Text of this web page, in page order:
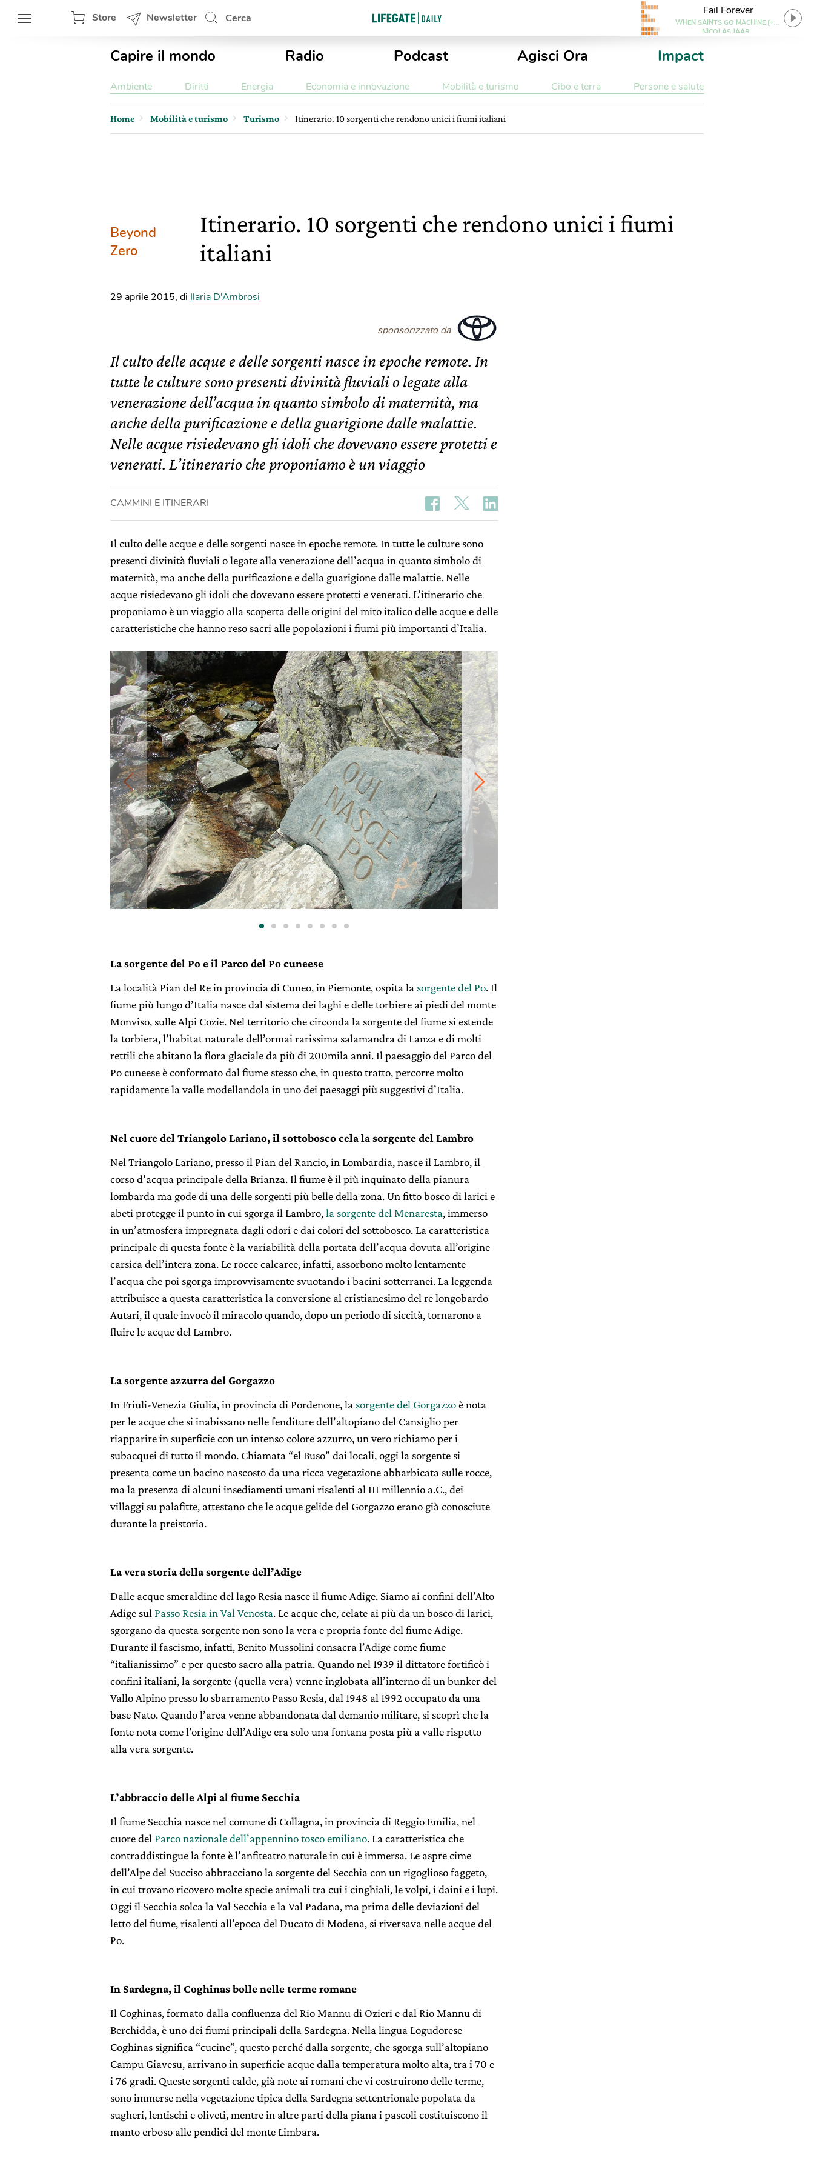
Store Newsletter Cerca
Fail Forever
WHEN SAINTS GO MACHINE [+]
NICOLAS JAAR
Capire il mondo Radio Podcast Agisci Ora Impact
Ambiente Diritti Energia Economia e innovazione Mobilità e turismo Cibo e terra Persone e salute
Home Mobilità e turismo Turismo Itinerario. 10 sorgenti che rendono unici i fiumi italiani
Beyond
Zero
Itinerario. 10 sorgenti che rendono unici i fiumi
italiani
29 aprile 2015, di Ilaria D’Ambrosi
sponsorizzato da
Il culto delle acque e delle sorgenti nasce in epoche remote. In
tutte le culture sono presenti divinità fluviali o legate alla
venerazione dell’acqua in quanto simbolo di maternità, ma
anche della purificazione e della guarigione dalle malattie.
Nelle acque risiedevano gli idoli che dovevano essere protetti e
venerati. L’itinerario che proponiamo è un viaggio
CAMMINI E ITINERARI
Il culto delle acque e delle sorgenti nasce in epoche remote. In tutte le culture sono
presenti divinità fluviali o legate alla venerazione dell’acqua in quanto simbolo di
maternità, ma anche della purificazione e della guarigione dalle malattie. Nelle
acque risiedevano gli idoli che dovevano essere protetti e venerati. L’itinerario che
proponiamo è un viaggio alla scoperta delle origini del mito italico delle acque e delle
caratteristiche che hanno reso sacri alle popolazioni i fiumi più importanti d’Italia.
La sorgente del Po e il Parco del Po cuneese
La località Pian del Re in provincia di Cuneo, in Piemonte, ospita la sorgente del Po. Il
fiume più lungo d’Italia nasce dal sistema dei laghi e delle torbiere ai piedi del monte
Monviso, sulle Alpi Cozie. Nel territorio che circonda la sorgente del fiume si estende
la torbiera, l’habitat naturale dell’ormai rarissima salamandra di Lanza e di molti
rettili che abitano la flora glaciale da più di 200mila anni. Il paesaggio del Parco del
Po cuneese è conformato dal fiume stesso che, in questo tratto, percorre molto
rapidamente la valle modellandola in uno dei paesaggi più suggestivi d’Italia.
Nel cuore del Triangolo Lariano, il sottobosco cela la sorgente del Lambro
Nel Triangolo Lariano, presso il Pian del Rancio, in Lombardia, nasce il Lambro, il
corso d’acqua principale della Brianza. Il fiume è il più inquinato della pianura
lombarda ma gode di una delle sorgenti più belle della zona. Un fitto bosco di larici e
abeti protegge il punto in cui sgorga il Lambro,la sorgente del Menaresta, immerso
in un’atmosfera impregnata dagli odori e dai colori del sottobosco. La caratteristica
principale di questa fonte è la variabilità della portata dell’acqua dovuta all’origine
carsica dell’intera zona. Le rocce calcaree, infatti, assorbono molto lentamente
l’acqua che poi sgorga improvvisamente svuotando i bacini sotterranei. La leggenda
attribuisce a questa caratteristica la conversione al cristianesimo del re longobardo
Autari, il quale invocò il miracolo quando, dopo un periodo di siccità, tornarono a
fluire le acque del Lambro.
La sorgente azzurra del Gorgazzo
In Friuli-Venezia Giulia, in provincia di Pordenone, la sorgente del Gorgazzoè nota
per le acque che si inabissano nelle fenditure dell’altopiano del Cansiglio per
riapparire in superficie con un intenso colore azzurro, un vero richiamo per i
subacquei di tutto il mondo. Chiamata “el Buso” dai locali, oggi la sorgente si
presenta come un bacino nascosto da una ricca vegetazione abbarbicata sulle rocce,
ma la presenza di alcuni insediamenti umani risalenti al III millennio a.C., dei
villaggi su palafitte, attestano che le acque gelide del Gorgazzo erano già conosciute
durante la preistoria.
La vera storia della sorgente dell’Adige
Dalle acque smeraldine del lago Resia nasce il fiume Adige. Siamo ai confini dell’Alto
Adige sul Passo Resia in Val Venosta. Le acque che, celate ai più da un bosco di larici,
sgorgano da questa sorgente non sono la vera e propria fonte del fiume Adige.
Durante il fascismo, infatti, Benito Mussolini consacra l’Adige come fiume
“italianissimo” e per questo sacro alla patria. Quando nel 1939 il dittatore fortificò i
confini italiani, la sorgente (quella vera) venne inglobata all’interno di un bunker del
Vallo Alpino presso lo sbarramento Passo Resia, dal 1948 al 1992 occupato da una
base Nato. Quando l’area venne abbandonata dal demanio militare, si scoprì che la
fonte nota come l’origine dell’Adige era solo una fontana posta più a valle rispetto
alla vera sorgente.
L’abbraccio delle Alpi al fiume Secchia
Il fiume Secchia nasce nel comune di Collagna, in provincia di Reggio Emilia, nel
cuore del Parco nazionale dell’appennino tosco emiliano. La caratteristica che
contraddistingue la fonte è l’anfiteatro naturale in cui è immersa. Le aspre cime
dell’Alpe del Succiso abbracciano la sorgente del Secchia con un rigoglioso faggeto,
in cui trovano ricovero molte specie animali tra cui i cinghiali, le volpi, i daini e i lupi.
Oggi il Secchia solca la Val Secchia e la Val Padana, ma prima delle deviazioni del
letto del fiume, risalenti all’epoca del Ducato di Modena, si riversava nelle acque del
Po.
In Sardegna, il Coghinas bolle nelle terme romane
Il Coghinas, formato dalla confluenza del Rio Mannu di Ozieri e dal Rio Mannu di
Berchidda, è uno dei fiumi principali della Sardegna. Nella lingua Logudorese
Coghinas significa “cucine”, questo perché dalla sorgente, che sgorga sull’altopiano
Campu Giavesu, arrivano in superficie acque dalla temperatura molto alta, tra i 70 e
i 76 gradi. Queste sorgenti calde, già note ai romani che vi costruirono delle terme,
sono immerse nella vegetazione tipica della Sardegna settentrionale popolata da
sugheri, lentischi e oliveti, mentre in altre parti della piana i pascoli costituiscono il
manto erboso alle pendici del monte Limbara.